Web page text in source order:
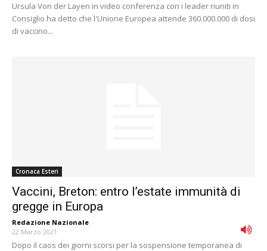
Ursula Von der Layen in video conferenza con i leader riuniti in
Consiglio ha detto che l'Unione Europea attende 360.000.000 di dosi
di vaccino...
Cronaca Esteri
Vaccini, Breton: entro l’estate immunità di
gregge in Europa
Redazione Nazionale -
22 Marzo 2021
Dopo il caos dei giorni scorsi per la sospensione temporanea di